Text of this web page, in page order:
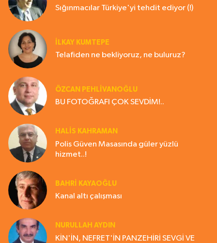
Sığınmacılar Türkiye'yi tehdit ediyor (!)
İLKAY KUMTEPE
Telafiden ne bekliyoruz, ne buluruz?
ÖZCAN PEHLİVANOĞLU
BU FOTOĞRAFI ÇOK SEVDİM!..
HALIS KAHRAMAN
Polis Güven Masasında güler yüzlü
hizmet..!
BAHRI KAYAOĞLU
Kanal altı çalışması
NURULLAH AYDIN
KİN'İN, NEFRET'İN PANZEHİRİ SEVGİ VE